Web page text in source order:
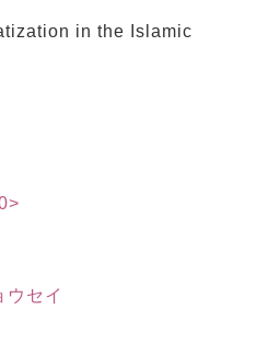
in the Islamic
セイ